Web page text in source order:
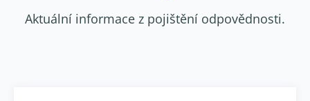
Aktuální informace z pojištění odpovědnosti.